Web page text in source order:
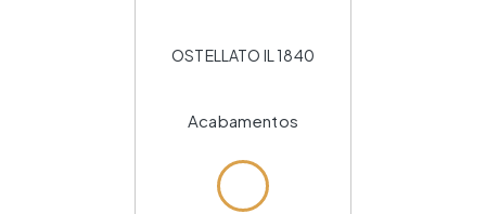
OSTELLATO IL 1840
Acabamentos